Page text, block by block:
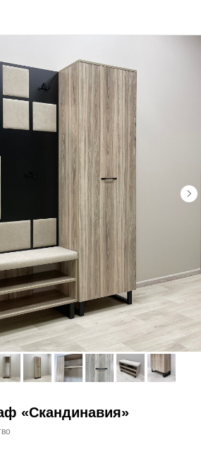
«Скандинавия»